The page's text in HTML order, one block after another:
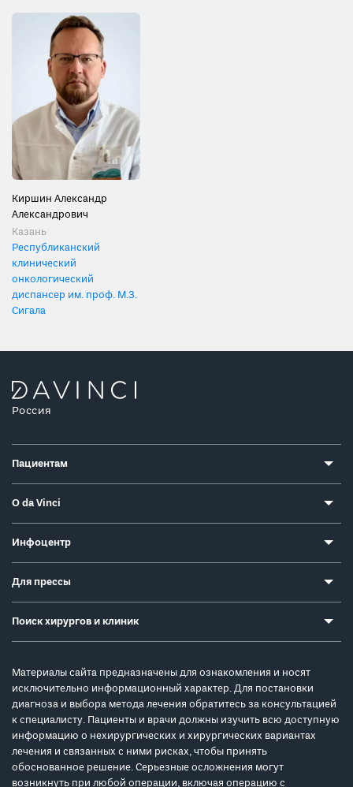
Киршин Александр
Александрович
Казань
Республиканский
клинический
онкологический
диспансер им. проф. М.З.
Сигала
Россия
Пациентам
О da Vinci
Инфоцентр
Для прессы
Поиск хирургов и клиник
Материалы сайта предназначены для ознакомления и носят
исключительно информационный характер. Для постановки
диагноза и выбора метода лечения обратитесь за консультацией
к специалисту. Пациенты и врачи должны изучить всю доступную
информацию о нехирургических и хирургических вариантах
лечения и связанных с ними рисках, чтобы принять
обоснованное решение. Серьезные осложнения могут
возникнуть при любой операции, включая операцию с